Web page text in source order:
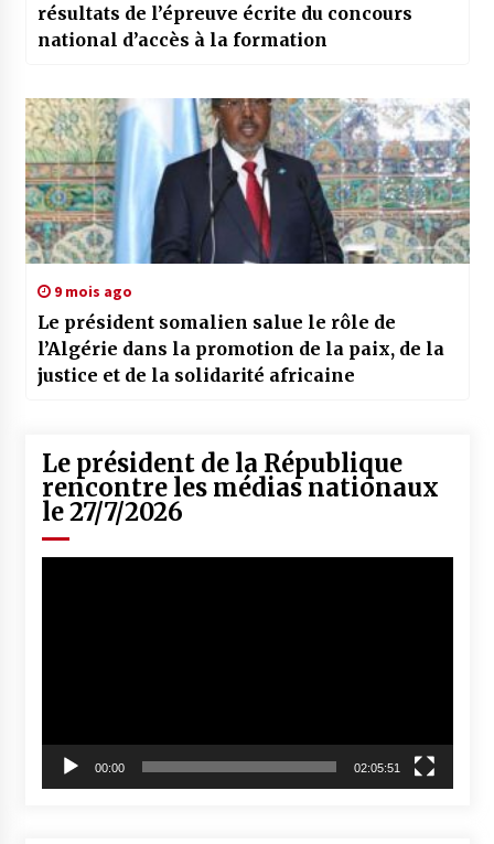
résultats de l’épreuve écrite du concours
national d’accès à la formation
9 mois ago
Le président somalien salue le rôle de
l’Algérie dans la promotion de la paix, de la
justice et de la solidarité africaine
Le président de la République
rencontre les médias nationaux
le 27/7/2026
00:00 02:05:51